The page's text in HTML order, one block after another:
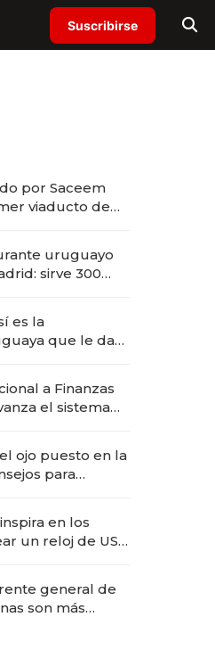
Suscribirse
por Saceem
viaducto de
uruguayo
sirve 300
es la
que le da
a Finanzas
el sistema
ojo puesto en la
para
en los
un reloj de US$
general de
son más